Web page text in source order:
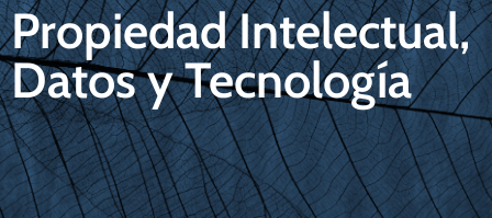
Propiedad Intelectual,
Datos y Tecnología